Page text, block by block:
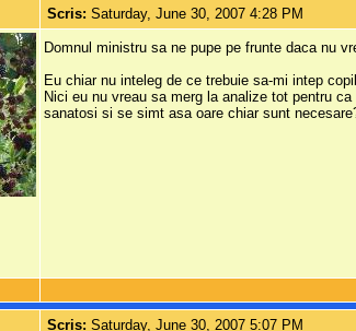
Scris:Saturday, June 30, 2007 4:28 PM
Domnul ministru sa ne pupe pe frunte daca nu
Eu chiar nu inteleg de ce trebuie sa-mi intep
Nici eu nu vreau sa merg la analize tot pentru
sanatosi si se simt asa oare chiar sunt
Scris:Saturday, June 30, 2007 5:07 PM